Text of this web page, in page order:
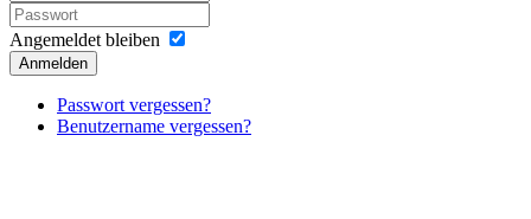
Angemeldet bleiben
Anmelden
Passwort vergessen?
Benutzername vergessen?